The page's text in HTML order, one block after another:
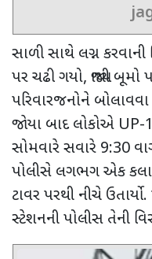
સાળી સાથે લગ્ન
પર ચઢી ગયો, જ્યાથી
પરિવારજનોને
જોયા બાદ લોકોએ UP-
સોમવારે સવારે 9:30
પોલીસે લગભગ એક
ટાવર પરથી નીચે
સ્ટેશનની પોલીસ તેની